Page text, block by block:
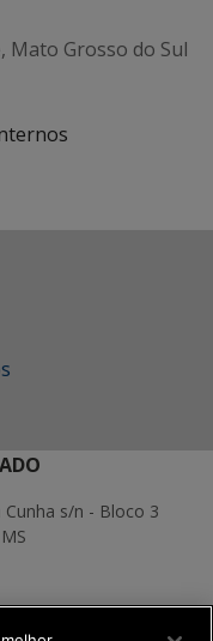
Mato Grosso do Sul
s/n - Bloco 3